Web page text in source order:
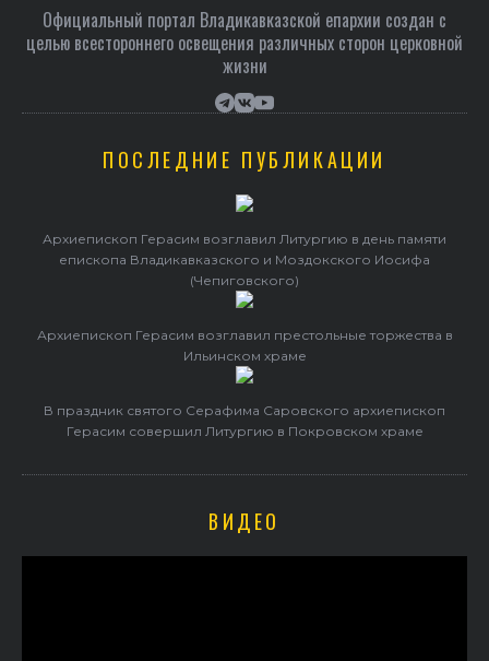
Официальный портал Владикавказской епархии создан c
целью всестороннего освещения различных сторон церковной
жизни
ПОСЛЕДНИЕ ПУБЛИКАЦИИ
Архиепископ Герасим возглавил Литургию в день памяти
епископа Владикавказского и Моздокского Иосифа
(Чепиговского)
Архиепископ Герасим возглавил престольные торжества в
Ильинском храме
В праздник святого Серафима Саровского архиепископ
Герасим совершил Литургию в Покровском храме
ВИДЕО